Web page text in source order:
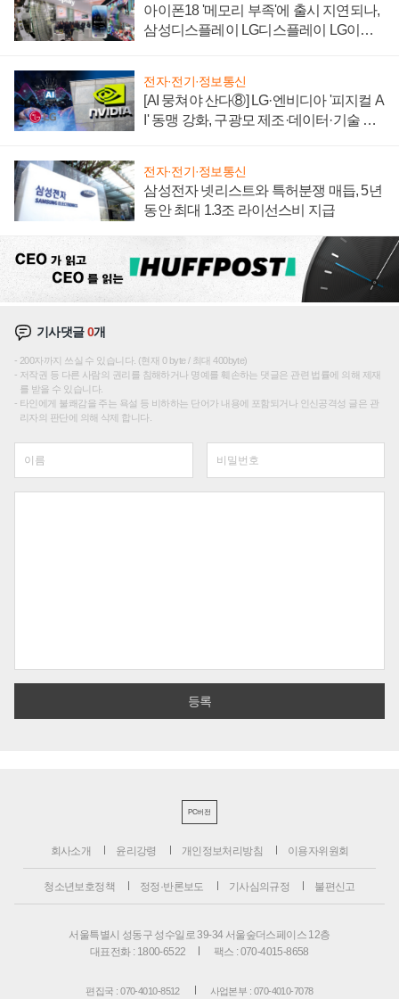
아이폰18 '메모리 부족'에 출시 지연되나,
삼성디스플레이 LG디스플레이 LG이노
전자·전기·정보통신
[AI 뭉쳐야 산다⑧] LG·엔비디아 '피지컬 A
I' 동맹 강화, 구광모 제조·데이터·기술 결
전자·전기·정보통신
삼성전자 넷리스트와 특허분쟁 매듭, 5년
동안 최대 1.3조 라이선스비 지급
기사댓글0개
200자까지 쓰실 수 있습니다. (현재 0 byte / 최대 400byte)
저작권 등 다른 사람의 권리를 침해하거나 명예를 훼손하는 댓글은 관련 법률에 의해 제재
를 받을 수 있습니다.
타인에게 불쾌감을 주는 욕설 등 비하하는 단어가 내용에 포함되거나 인신공격성 글은 관
리자의 판단에 의해 삭제 합니다.
PC버전
회사소개 윤리강령 개인정보처리방침 이용자위원회
청소년보호정책 정정·반론보도 기사심의규정 불편신고
서울특별시 성동구 성수일로 39-34 서울숲더스페이스 12층
대표전화 : 1800-6522
팩스 : 070-4015-8658
편집국 : 070-4010-8512 사업본부 : 070-4010-7078